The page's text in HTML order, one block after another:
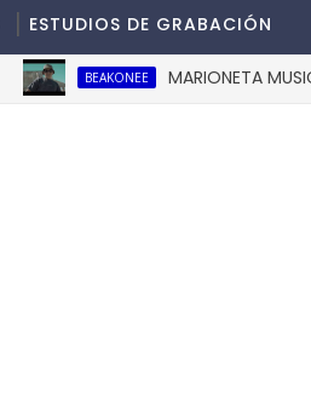
ESTUDIOS DE GRABACIÓN
BEAKONEE MARIONETA MUSICAL -